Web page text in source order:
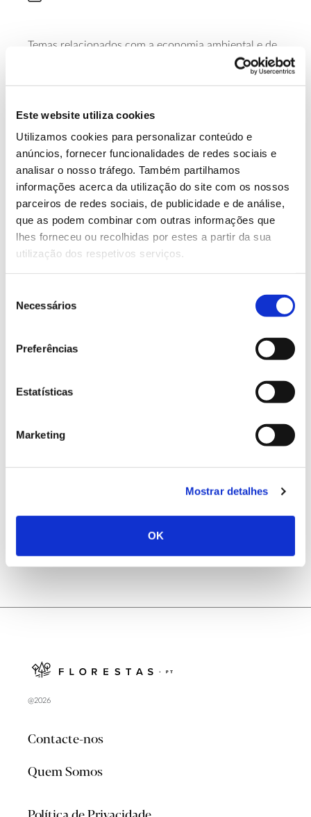
Este website utiliza cookies
Utilizamos cookies para personalizar conteúdo e
anúncios, fornecer funcionalidades de redes sociais e
analisar o nosso tráfego. Também partilhamos
informações acerca da utilização do site com os nossos
parceiros de redes sociais, de publicidade e de análise,
que as podem combinar com outras informações que
lhes forneceu ou recolhidas por estes a partir da sua
utilização dos respetivos serviços.
Necessários
Preferências
Estatísticas
Marketing
Mostrar detalhes
OK
Temas relacionados com a economia ambiental e de
recursos naturais estarão em destaque nesta
panish-Portuguese
As inscrições no evento podem ser feitas no
Saiba mais sobre esta conferência
13.07.2026
Genoma do priolo e de outras espécies em risco:
conhecer para conservar
Registar galhas de Trichi em acácia-das-espigas:
@2026
Contacte-nos
Quem Somos